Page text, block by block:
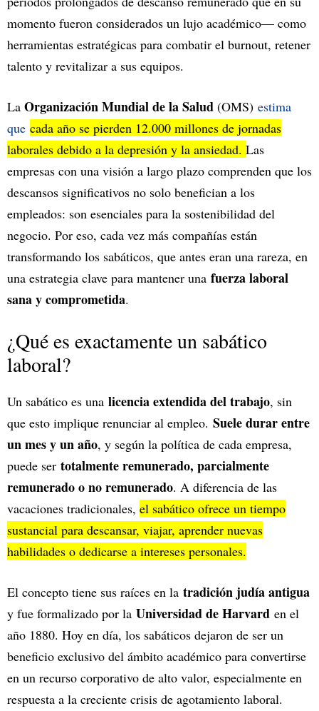
momento fueron considerados un lujo académico— como
herramientas estratégicas para combatir el burnout, retener
talento y revitalizar a sus equipos.
La Organización Mundial de la Salud (OMS) estima
que cada año se pierden 12.000 millones de jornadas
laborales debido a la depresión y la ansiedad. Las
empresas con una visión a largo plazo comprenden que los
descansos significativos no solo benefician a los
empleados: son esenciales para la sostenibilidad del
negocio. Por eso, cada vez más compañías están
transformando los sabáticos, que antes eran una rareza, en
una estrategia clave para mantener una fuerza laboral
sana y comprometida.
¿Qué es exactamente un sabático
laboral?
Un sabático es una licencia extendida del trabajo, sin
que esto implique renunciar al empleo. Suele durar entre
un mes y un año, y según la política de cada empresa,
puede ser totalmente remunerado, parcialmente
remunerado o no remunerado. A diferencia de las
vacaciones tradicionales, el sabático ofrece un tiempo
sustancial para descansar, viajar, aprender nuevas
habilidades o dedicarse a intereses personales.
El concepto tiene sus raíces en la tradición judía antigua
y fue formalizado por la Universidad de Harvard en el
año 1880. Hoy en día, los sabáticos dejaron de ser un
beneficio exclusivo del ámbito académico para convertirse
en un recurso corporativo de alto valor, especialmente en
respuesta a la creciente crisis de agotamiento laboral.